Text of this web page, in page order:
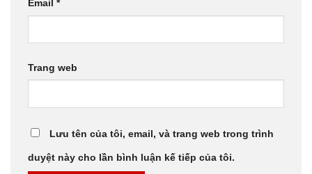
Email *
Trang web
Lưu tên của tôi, email, và trang web trong trình
duyệt này cho lần bình luận kế tiếp của tôi.